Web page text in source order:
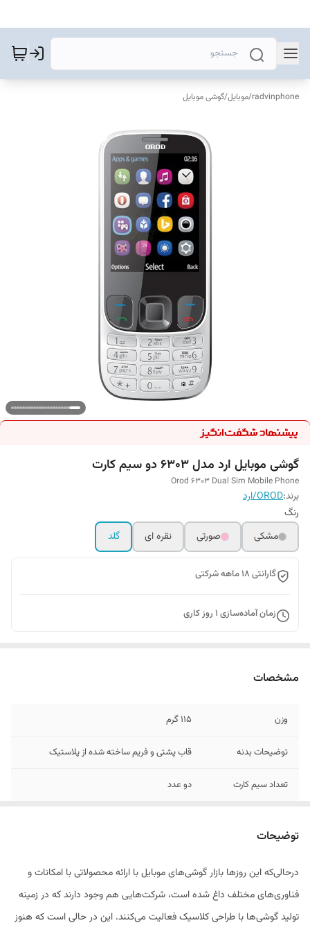
radvinphone
/موبایل/گوشی موبایل
گوشی موبایل ارد مدل 6303 دو سیم کارت
Orod 6303 Dual Sim Mobile Phone
برند:OROD/ارد
رنگ
مشکی
صورتی نقره ای گلد
گارانتی 18 ماهه شرکتی
زمان آماده‌سازی 1 روز کاری
مشخصات
وزن 115 گرم
توضیحات بدنه قاب پشتی و فریم ساخته شده از پلاستیک
تعداد سیم کارت دو عدد
توضیحات
درحالی‌که این روزها بازار گوشی‌های موبایل با ارائه محصولاتی با امکانات و
فناوری‌های مختلف داغ شده است، شرکت‌هایی هم وجود دارند که در زمینه
تولید گوشی‌ها با طراحی کلاسیک فعالیت می‌کنند. این در حالی است که هنوز